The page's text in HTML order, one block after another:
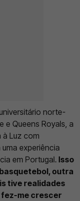
norte-
e Queens Royals, a
à Luz com
experiência
em Portugal. Isso
outra
tive realidades
fez-me crescer